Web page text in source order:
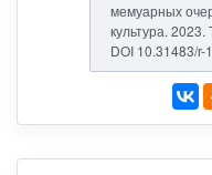
мемуарных
культура.
DOI 10.31483/r-